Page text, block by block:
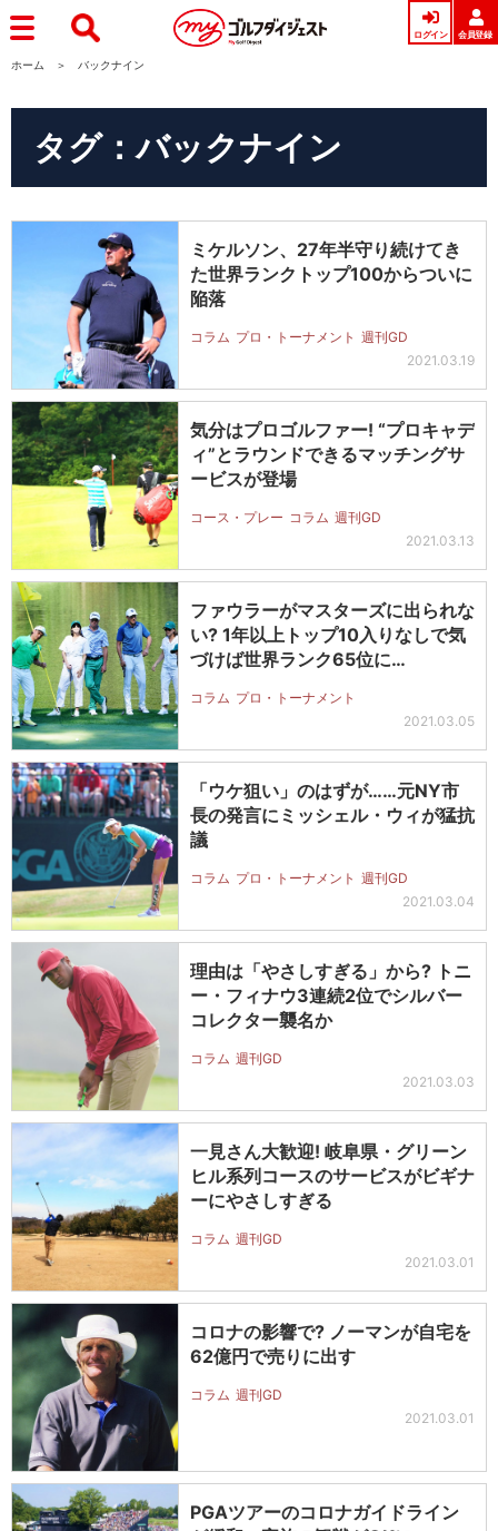
ログイン 会員登録
ホーム バックナイン
タグ：バックナイン
ミケルソン、27年半守り続けてき
た世界ランクトップ100からついに
陥落
コラム プロ・トーナメント 週刊GD
2021.03.19
気分はプロゴルファー! “プロキャデ
ィ”とラウンドできるマッチングサ
ービスが登場
コース・プレー コラム 週刊GD
2021.03.13
ファウラーがマスターズに出られな
い? 1年以上トップ10入りなしで気
づけば世界ランク65位に…
コラム プロ・トーナメント
2021.03.05
「ウケ狙い」のはずが……元NY市
長の発言にミッシェル・ウィが猛抗
議
コラム プロ・トーナメント 週刊GD
2021.03.04
理由は「やさしすぎる」から? トニ
ー・フィナウ3連続2位でシルバー
コレクター襲名か
コラム 週刊GD
2021.03.03
一見さん大歓迎! 岐阜県・グリーン
ヒル系列コースのサービスがビギナ
ーにやさしすぎる
コラム 週刊GD
2021.03.01
コロナの影響で? ノーマンが自宅を
62億円で売りに出す
コラム 週刊GD
2021.03.01
PGAツアーのコロナガイドライン